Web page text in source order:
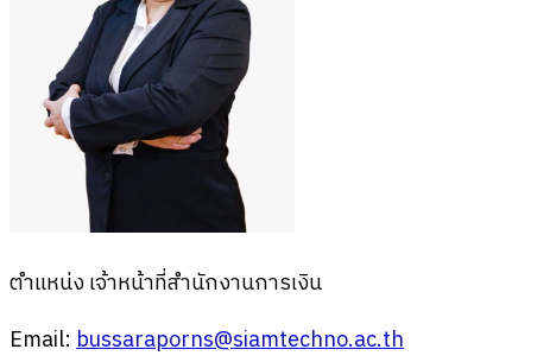
ตำแหน่ง เจ้าหน้าที่สำนักงานการเงิน
Email: bussaraporns@siamtechno.ac.th